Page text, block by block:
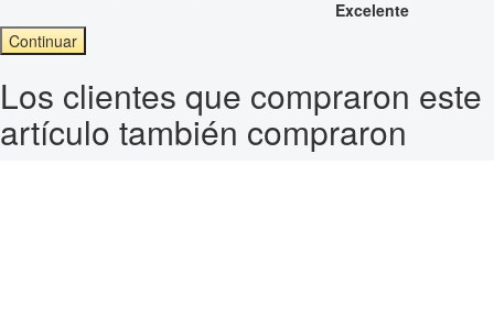
Excelente
Continuar
Los clientes que compraron este
artículo también compraron